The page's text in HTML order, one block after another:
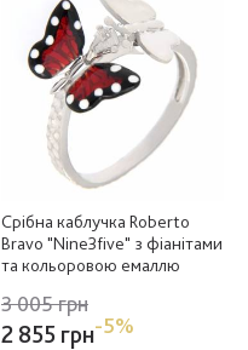
Срібна каблучка Roberto
Bravo "Nine3five" з фіанітами
та кольоровою емаллю
3 005 грн
2 855 грн-5%